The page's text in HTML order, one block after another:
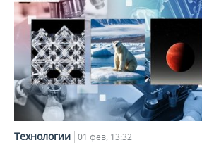
Технологии 01 фев, 13:32